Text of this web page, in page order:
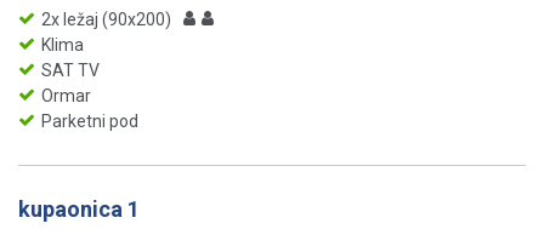
2x ležaj (90x200)
Klima
SAT TV
Ormar
Parketni pod
kupaonica 1